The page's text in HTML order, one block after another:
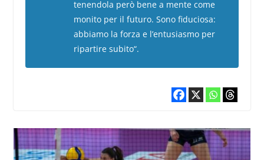
tenendola però bene a mente come
monito per il futuro. Sono fiduciosa:
abbiamo la forza e l’entusiasmo per
ripartire subito“.